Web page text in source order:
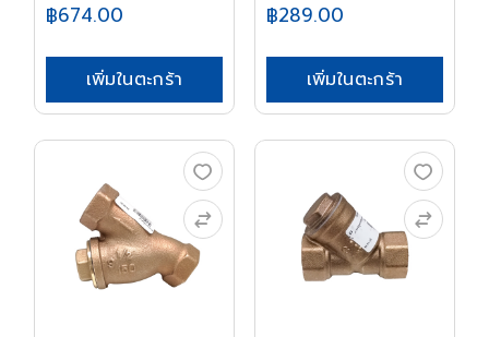
฿674.00
เพิ่มในตะกร้า
฿289.00
เพิ่มในตะกร้า